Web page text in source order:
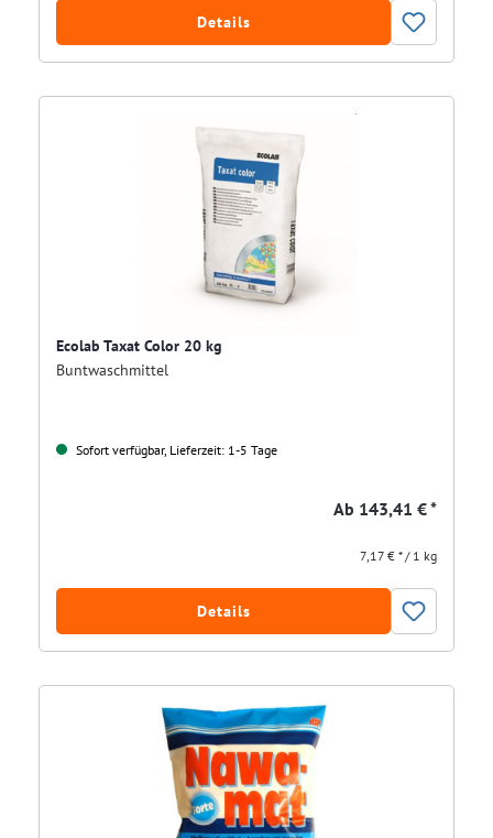
Details
Ecolab Taxat Color 20 kg
Buntwaschmittel
Sofort verfügbar, Lieferzeit: 1-5 Tage
Ab 143,41 € *
7,17 € * / 1 kg
Details